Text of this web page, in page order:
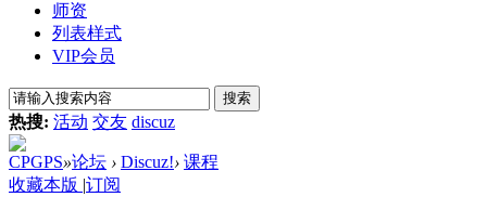
师资
列表样式
VIP会员
搜索
热搜: 活动 交友 discuz
CPGPS»论坛 › Discuz!› 课程
收藏本版 |订阅